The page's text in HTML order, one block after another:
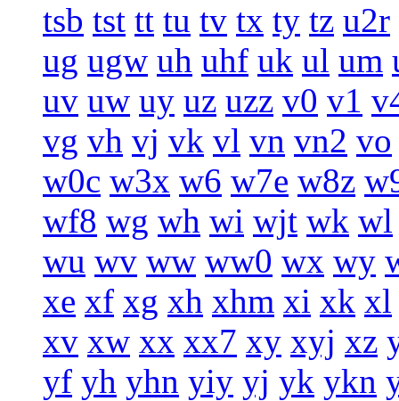
tsb tst tt tu tv tx ty tz u2r
ug ugw uh uhf uk ul um
uv uw uy uz uzz v0 v1
vg vh vj vk vl vn vn2 vo
w0c w3x w6 w7e w8z
wf8 wg wh wi wjt wk wl
wu wv ww ww0 wx wy
xe xf xg xh xhm xi xk xl
xv xw xx xx7 xy xyj xz
yf yh yhn yiy yj yk ykn